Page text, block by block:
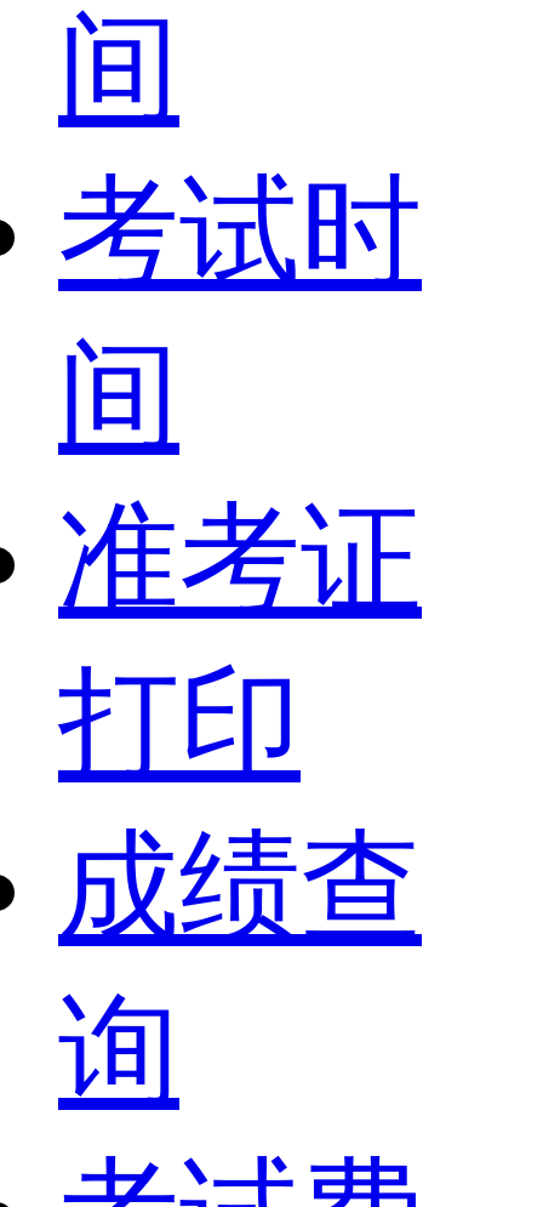
间
考试时
间
准考证
打印
成绩查
询